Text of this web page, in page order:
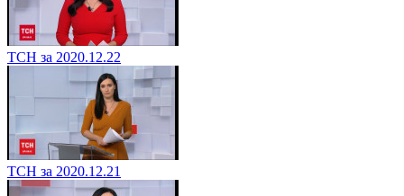
ТСН за 2020.12.22
ТСН за 2020.12.21